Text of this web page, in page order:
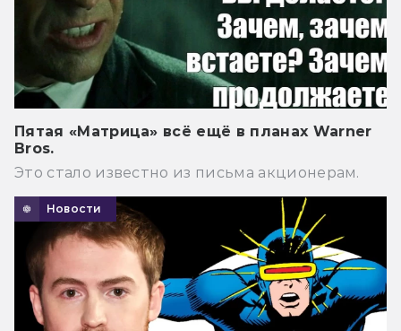
Пятая «Матрица» всё ещё в планах Warner
Bros.
Это стало известно из письма акционерам.
Новости